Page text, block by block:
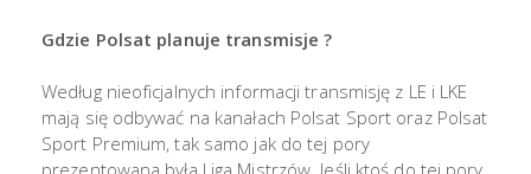
Gdzie Polsat planuje transmisje ?
Według nieoficjalnych informacji transmisję z LE i LKE
mają się odbywać na kanałach Polsat Sport oraz Polsat
Sport Premium, tak samo jak do tej pory
prezentowana była Liga Mistrzów. Jeśli ktoś do tej pory